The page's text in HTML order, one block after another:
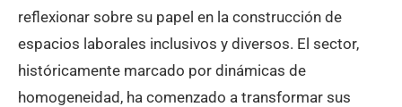
reflexionar sobre su papel en la construcción de
espacios laborales inclusivos y diversos. El sector,
históricamente marcado por dinámicas de
homogeneidad, ha comenzado a transformar sus